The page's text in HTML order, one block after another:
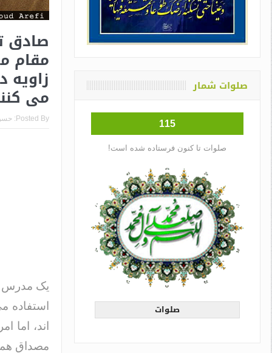
صادق
مقام
زاویه
می
Posted By:
یک مدرس
استفاده
اند، اما
مصداق
صلوات شمار
115
صلوات تا کنون فرستاده شده است!
صلوات